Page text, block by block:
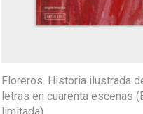
Floreros. Historia ilustrada
letras en cuarenta escenas